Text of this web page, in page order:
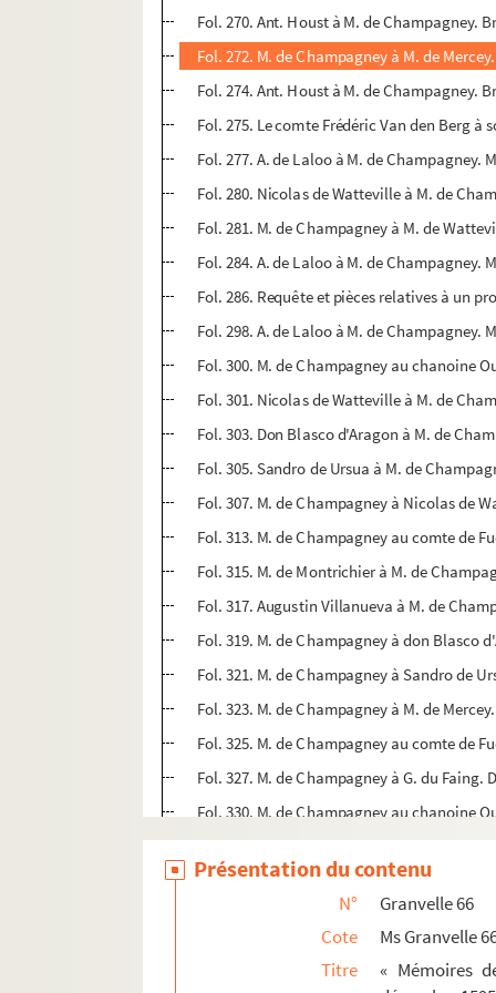
Fol. 270. Ant. Houst à M. de Champagney.
Fol. 272. M. de Champagney à M. de
Fol. 274. Ant. Houst à M. de Champagney.
Fol. 275. Le comte Frédéric Van den Berg
Fol. 277. A. de Laloo à M. de Champagney.
Fol. 280. Nicolas de Watteville à M. de
Fol. 281. M. de Champagney à M. de
Fol. 284. A. de Laloo à M. de Champagney.
Fol. 286. Requête et pièces relatives à un
Fol. 298. A. de Laloo à M. de Champagney.
Fol. 300. M. de Champagney au chanoine
Fol. 301. Nicolas de Watteville à M. de
Fol. 303. Don Blasco d'Aragon à M. de
Fol. 305. Sandro de Ursua à M. de
Fol. 307. M. de Champagney à Nicolas de
Fol. 313. M. de Champagney au comte de
Fol. 315. M. de Montrichier à M. de
Fol. 317. Augustin Villanueva à M. de
Fol. 319. M. de Champagney à don Blasco
Fol. 321. M. de Champagney à Sandro de
Fol. 323. M. de Champagney à M. de
Fol. 325. M. de Champagney au comte de
Fol. 327. M. de Champagney à G. du Faing.
Fol. 330. M. de Champagney au chanoine
non folioté. page de titre
1. M. de Champagney à A. de Laloo. Dole, 2
3. M. de Champagney à G. du Faing. Dole,
5. M. de Champagney à Édouard de
7. M. de Champagney à A. de Laloo. Dole,
Présentation du contenu
N°
Granvelle 66
Cote
Ms Granvelle
Titre
« Mémoires